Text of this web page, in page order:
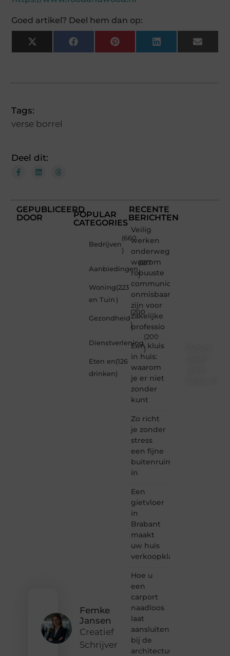
Goed artikel? Deel hem dan op:
X
(Twitter)
FacebookPinterestLinkedInEmail
Tags:
verse borrel
Deel dit:
GEPUBLICEERD
DOOR
Femke
Jansen
Creatief
Schrijver
POPULAR
CATEGORIES
Bedrijven
(660
)
Aanbiedingen
(357
)
Woning
en Tuin
(223
)
Gezondheid
(200
)
Dienstverlening
(200
)
Eten en
drinken
(126
)
RECENTE
BERICHTEN
Veilig
werken
onderweg:
waarom
robuuste
communicatiemiddelen
onmisbaar
zijn voor
zakelijke
professio
Een kluis
in huis:
waarom
je er niet
zonder
kunt
Zo richt
je zonder
stress
een fijne
buitenruimte
in
Een
gietvloer
in
Brabant
maakt
uw huis
verkoopklaar
Hoe u
een
carport
naadloos
laat
aansluiten
bij de
architectuur